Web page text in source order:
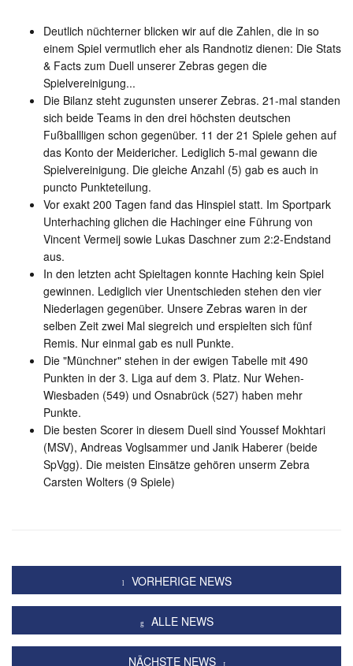
Deutlich nüchterner blicken wir auf die Zahlen, die in so
einem Spiel vermutlich eher als Randnotiz dienen: Die Stats
& Facts zum Duell unserer Zebras gegen die
Spielvereinigung...
Die Bilanz steht zugunsten unserer Zebras. 21-mal standen
sich beide Teams in den drei höchsten deutschen
Fußballligen schon gegenüber. 11 der 21 Spiele gehen auf
das Konto der Meidericher. Lediglich 5-mal gewann die
Spielvereinigung. Die gleiche Anzahl (5) gab es auch in
puncto Punkteteilung.
Vor exakt 200 Tagen fand das Hinspiel statt. Im Sportpark
Unterhaching glichen die Hachinger eine Führung von
Vincent Vermeij sowie Lukas Daschner zum 2:2-Endstand
aus.
In den letzten acht Spieltagen konnte Haching kein Spiel
gewinnen. Lediglich vier Unentschieden stehen den vier
Niederlagen gegenüber. Unsere Zebras waren in der
selben Zeit zwei Mal siegreich und erspielten sich fünf
Remis. Nur einmal gab es null Punkte.
Die "Münchner" stehen in der ewigen Tabelle mit 490
Punkten in der 3. Liga auf dem 3. Platz. Nur Wehen-
Wiesbaden (549) und Osnabrück (527) haben mehr
Punkte.
Die besten Scorer in diesem Duell sind Youssef Mokhtari
(MSV), Andreas Voglsammer und Janik Haberer (beide
SpVgg). Die meisten Einsätze gehören unserm Zebra
Carsten Wolters (9 Spiele)
VORHERIGE NEWS
ALLE NEWS
NÄCHSTE NEWS